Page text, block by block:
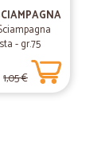
- gr.75
1,05 €